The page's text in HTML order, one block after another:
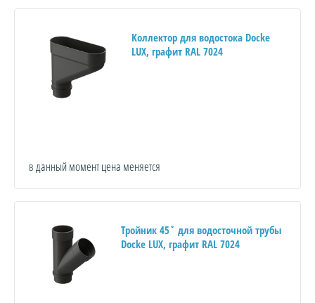
Коллектор для водостока Docke
LUX, графит RAL 7024
в данный момент цена меняется
Тройник 45˚ для водосточной трубы
Docke LUX, графит RAL 7024